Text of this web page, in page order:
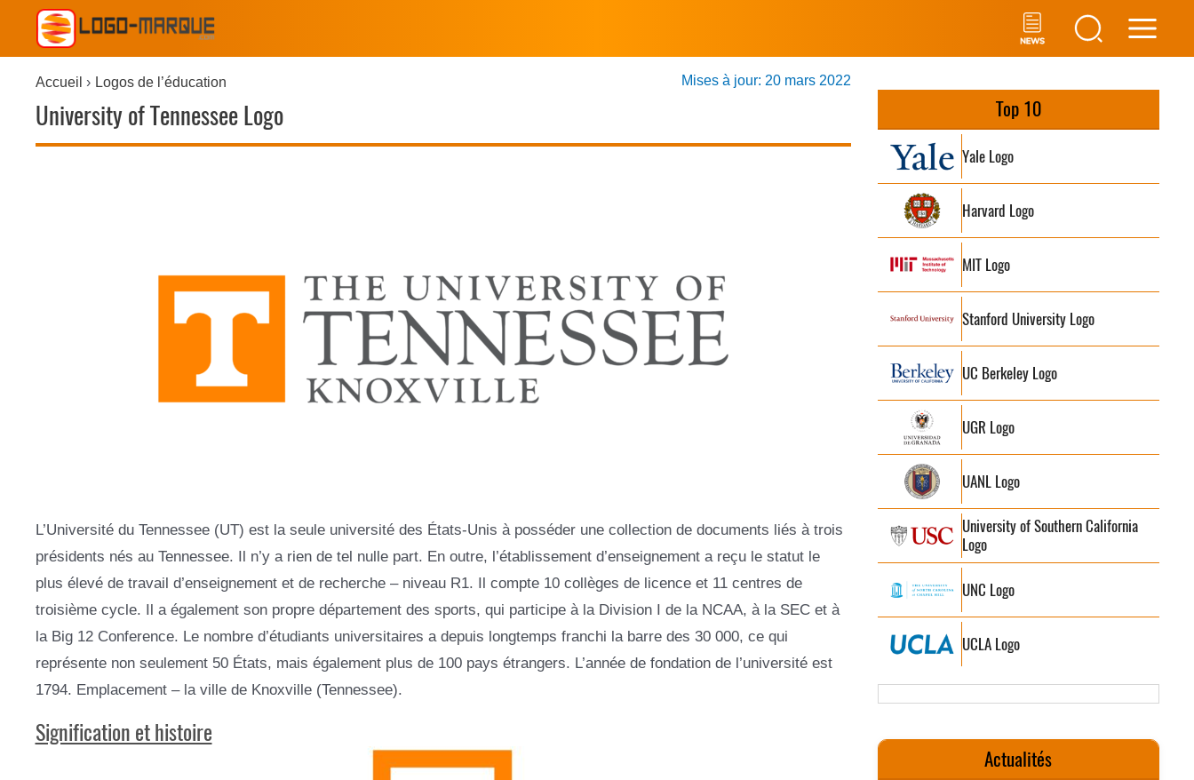
Accueil Logos de l’éducation
University of Tennessee Logo
Mises à jour: 20 mars 2022
L’Université du Tennessee (UT) est la seule université des États-Unis à posséder une collection de documents liés à trois
présidents nés au Tennessee. Il n’y a rien de tel nulle part. En outre, l’établissement d’enseignement a reçu le statut le
plus élevé de travail d’enseignement et de recherche – niveau R1. Il compte 10 collèges de licence et 11 centres de
troisième cycle. Il a également son propre département des sports, qui participe à la Division I de la NCAA, à la SEC et à
la Big 12 Conference. Le nombre d’étudiants universitaires a depuis longtemps franchi la barre des 30 000, ce qui
représente non seulement 50 États, mais également plus de 100 pays étrangers. L’année de fondation de l’université est
1794. Emplacement – la ville de Knoxville (Tennessee).
Signification et histoire
Top 10
Yale Logo
Harvard Logo
MIT Logo
Stanford University Logo
UC Berkeley Logo
UGR Logo
UANL Logo
University of Southern California
Logo
UNC Logo
UCLA Logo
Actualités